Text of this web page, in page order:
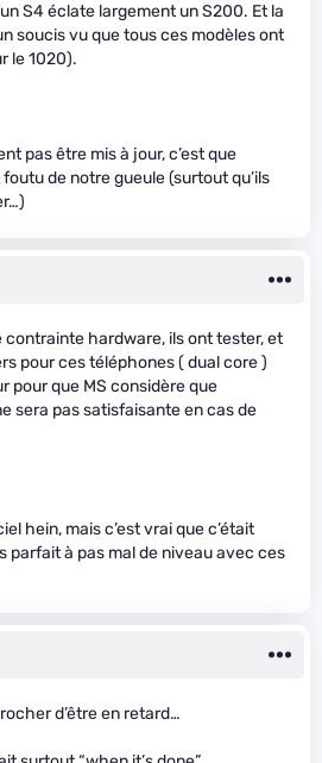
S4 éclate largement un S200. Et la
soucis vu que tous ces modèles ont
le 1020).
pas être mis à jour, c’est que
de notre gueule (surtout qu’ils
contrainte hardware, ils ont tester, et
pour ces téléphones ( dual core )
pour que MS considère que
sera pas satisfaisante en cas de
hein, mais c’est vrai que c’était
parfait à pas mal de niveau avec ces
d’être en retard…